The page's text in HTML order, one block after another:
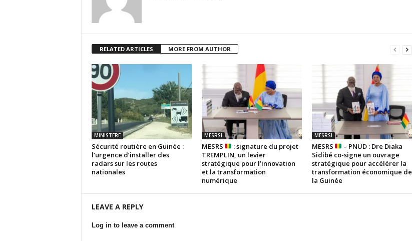
RELATED ARTICLES MORE FROM AUTHOR
MINISTERE
Sécurité routière en Guinée :
l’urgence d’installer des
radars sur les routes
nationales
MESRSI
MESRS
: signature du projet
TREMPLIN, un levier
stratégique pour l’innovation
et la transformation
numérique
MESRSI
MESRS
– PNUD : Dre Diaka
Sidibé co-signe un ouvrage
stratégique pour accélérer la
transformation économique de
la Guinée
LEAVE A REPLY
Log in to leave a comment